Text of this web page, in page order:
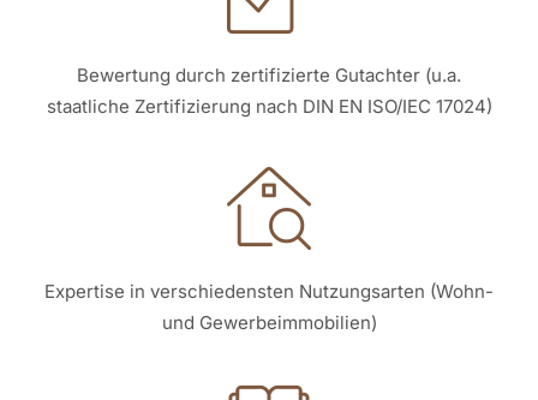
Bewertung durch zertifizierte Gutachter (u.a.
staatliche Zertifizierung nach DIN EN ISO/IEC 17024)
Expertise in verschiedensten Nutzungsarten (Wohn-
und Gewerbeimmobilien)